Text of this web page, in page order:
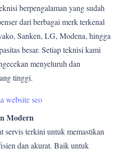
berpengalaman yang sudah
dari berbagai merk terkenal
Sanken, LG, Modena, hingga
besar. Setiap teknisi kami
menyeluruh dan
tinggi.
Modern
servis terkini untuk memastikan
dan akurat. Baik untuk